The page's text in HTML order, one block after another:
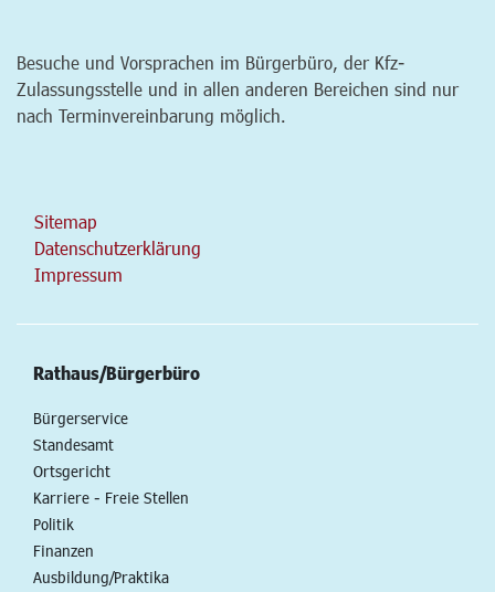
Besuche und Vorsprachen im Bürgerbüro, der Kfz-
Zulassungsstelle und in allen anderen Bereichen sind nur
nach Terminvereinbarung möglich.
Sitemap
Datenschutzerklärung
Impressum
Rathaus/Bürgerbüro
Bürgerservice
Standesamt
Ortsgericht
Karriere - Freie Stellen
Politik
Finanzen
Ausbildung/Praktika